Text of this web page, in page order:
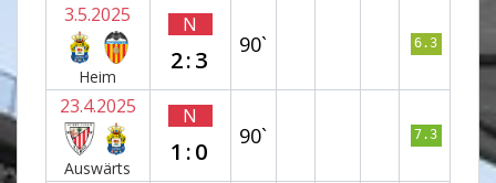
3.5.2025
Heim
N
2:3
90` 6.3
23.4.2025
Auswärts
N
1:0
90` 7.3